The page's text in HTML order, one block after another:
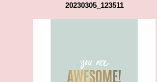
20230305_123511